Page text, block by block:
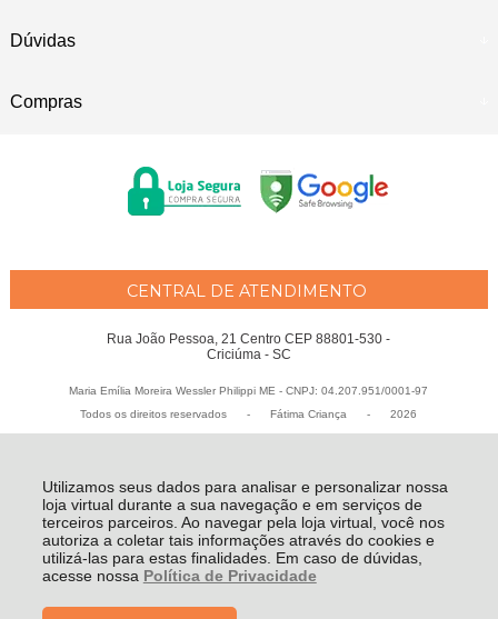
Utilizamos seus dados para analisar e personalizar nossa
loja virtual durante a sua navegação e em serviços de
terceiros parceiros. Ao navegar pela loja virtual, você nos
autoriza a coletar tais informações através do cookies e
utilizá-las para estas finalidades. Em caso de dúvidas,
acesse nossa Política de Privacidade
Dúvidas
Compras
CENTRAL DE ATENDIMENTO
Rua João Pessoa, 21 Centro CEP 88801-530 -
Criciúma - SC
Maria Emília Moreira Wessler Philippi ME - CNPJ: 04.207.951/0001-97
Todos os direitos reservados
- Fátima Criança - 2026